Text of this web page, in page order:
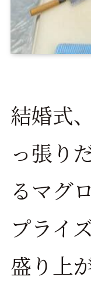
結婚式
っ張り
るマグ
プライ
盛り上